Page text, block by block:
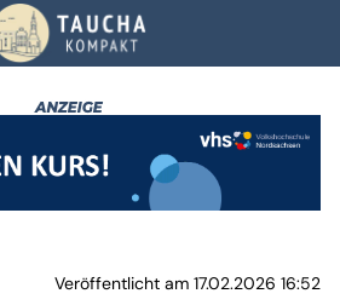
Der wachsende
Veröffentlicht am 17.02.2026 16:52